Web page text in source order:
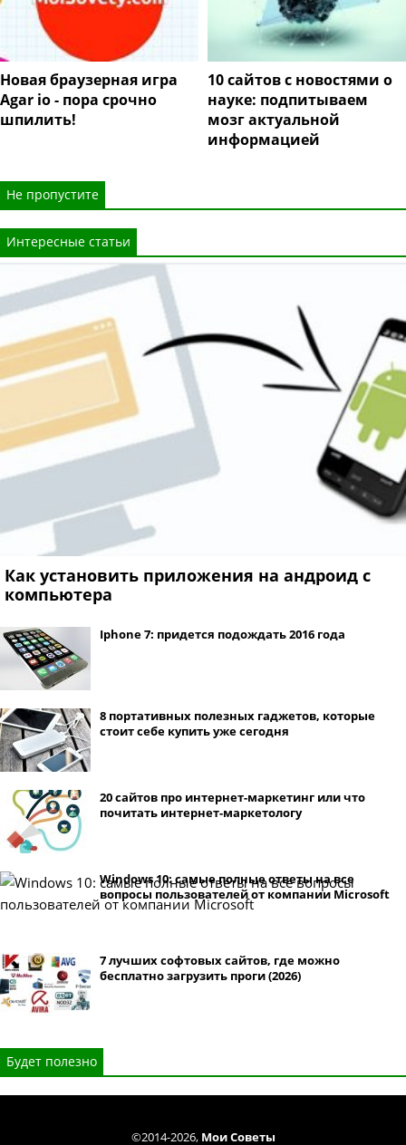
Новая браузерная игра
Agar io - пора срочно
шпилить!
10 сайтов с новостями о
науке: подпитываем
мозг актуальной
информацией
Не пропустите
Интересные статьи
Как установить приложения на андроид с
компьютера
Iphone 7: придется подождать 2016 года
8 портативных полезных гаджетов, которые
стоит себе купить уже сегодня
20 сайтов про интернет-маркетинг или что
почитать интернет-маркетологу
Windows 10: самые полные ответы на все
вопросы пользователей от компании Microsoft
7 лучших софтовых сайтов, где можно
бесплатно загрузить проги (2026)
Будет полезно
©2014-2026, Мои Советы